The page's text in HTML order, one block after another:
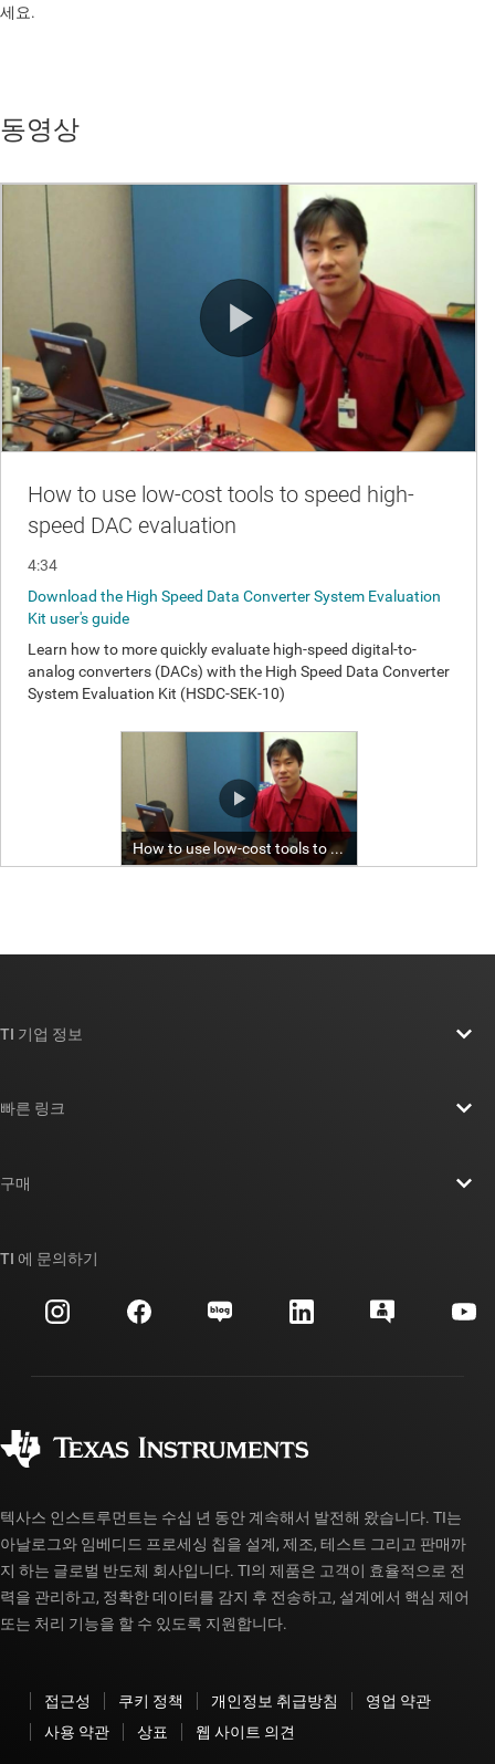
세요. ​​​​​​​​​​​​​​
동영상
TI 기업 정보
투자 관계
제조
빠른 링크
대체품 검색
고객 지원 센터
myTI 계정 FAQ
구매
주문 FAQ
TI 에 문의하기
텍사스 인스트루먼트는 수십 년 동안 계속해서 발전해 왔습니다. TI는
아날로그와 임베디드 프로세싱 칩을 설계, 제조, 테스트 그리고 판매까
지 하는 글로벌 반도체 회사입니다. TI의 제품은 고객이 효율적으로 전
력을 관리하고, 정확한 데이터를 감지 후 전송하고, 설계에서 핵심 제어
또는 처리 기능을 할 수 있도록 지원합니다.
접근성 쿠키 정책 개인정보 취급방침
영업 약관
사용 약관
상표 웹 사이트 의견